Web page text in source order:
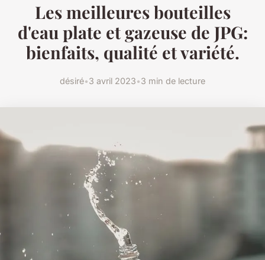
Les meilleures bouteilles
d'eau plate et gazeuse de JPG:
bienfaits, qualité et variété.
désiré•3 avril 2023•3 min de lecture